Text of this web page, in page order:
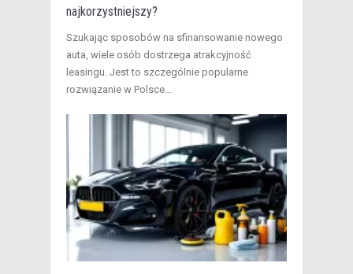
najkorzystniejszy?
Szukając sposobów na sfinansowanie nowego
auta, wiele osób dostrzega atrakcyjność
leasingu. Jest to szczególnie popularne
rozwiązanie w Polsce...